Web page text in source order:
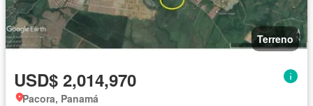
Terreno
USD$ 2,014,970
Pacora, Panamá